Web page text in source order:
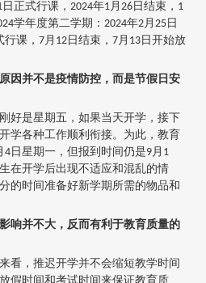
正式行课，2024年1月26日结束，1
学年度第二学期：2024年2月25日
课，7月12日结束，7月13日开始放
因并不是疫情防控，而是节假日安
是星期五，如果当天开学，接下
学各种工作顺利衔接。为此，教育
日星期一，但报到时间仍是9月1
在开学后出现不适应和混乱的情
的时间准备好新学期所需的物品和
响并不大，反而有利于教育质量的
，推迟开学并不会缩短教学时间